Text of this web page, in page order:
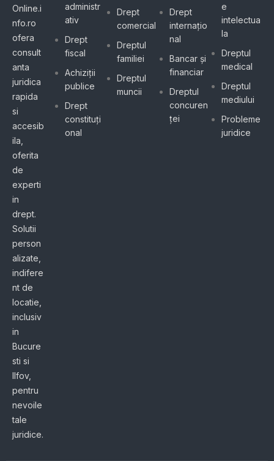
Online.i
nfo.ro
ofera
consult
anta
juridica
rapida
si
accesib
ila,
oferita
de
experti
in
drept.
Solutii
person
alizate,
indifere
nt de
locatie,
inclusiv
in
Bucure
sti si
Ilfov,
pentru
nevoile
tale
juridice.
administr
ativ
Drept
fiscal
Achiziții
publice
Drept
constituți
onal
Drept
comercial
Dreptul
familiei
Dreptul
muncii
Drept
internațio
nal
Bancar și
financiar
Dreptul
concuren
ței
e
intelectua
la
Dreptul
medical
Dreptul
mediului
Probleme
juridice